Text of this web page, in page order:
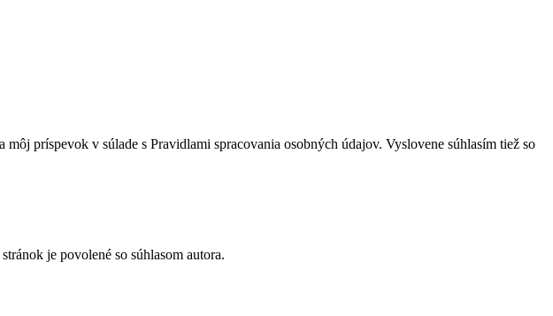
príspevok v súlade s Pravidlami spracovania osobných údajov. Vyslovene súhlasím tiež so
je povolené so súhlasom autora.